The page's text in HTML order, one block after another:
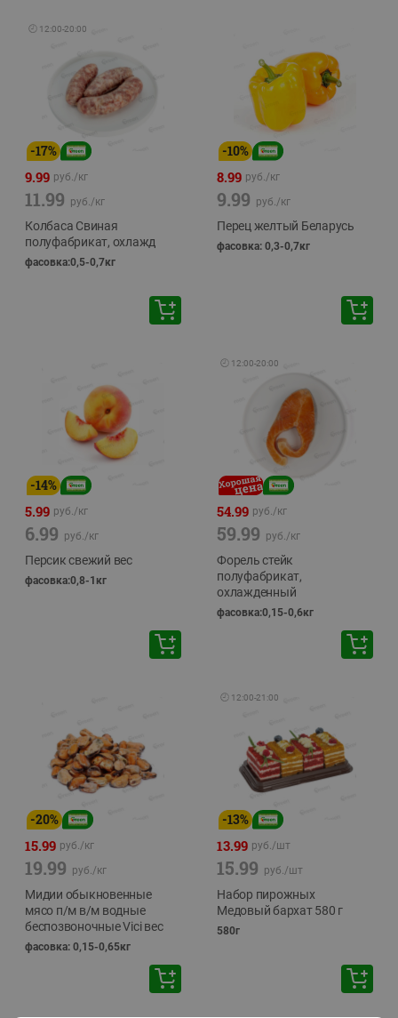
🕘 12:00-20:00
-17%
9.99 руб./кг
11.99 руб./кг
Колбаса Свиная
полуфабрикат, охлажд
фасовка:0,5-0,7кг
-10%
8.99 руб./кг
9.99 руб./кг
Перец желтый Беларусь
фасовка: 0,3-0,7кг
-14%
5.99 руб./кг
6.99 руб./кг
Персик свежий вес
фасовка:0,8-1кг
🕘 12:00-20:00
54.99 руб./кг
59.99 руб./кг
Форель стейк
полуфабрикат,
охлажденный
фасовка:0,15-0,6кг
-20%
15.99 руб./кг
19.99 руб./кг
Мидии обыкновенные
мясо п/м в/м водные
беспозвоночные Vici вес
фасовка: 0,15-0,65кг
🕘 12:00-21:00
-13%
13.99 руб./шт
15.99 руб./шт
Набор пирожных
Медовый бархат 580 г
580г